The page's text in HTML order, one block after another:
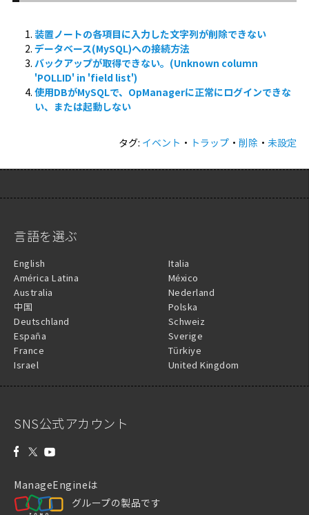
装置ノートの各項目に入力した文字列が削除できない
データベース(MySQL)への接続方法
バックアップが取得できない。(Unknown column
'POLLID' in 'field list')
使用DBがMySQLで、OpManagerに正常にログインできな
い、または起動しない
タグ: イベント ・ トラップ ・削除 ・未設定
言語を選ぶ
English
América Latina
Australia
中国
Deutschland
España
France
Israel
Italia
México
Nederland
Polska
Schweiz
Sverige
Türkiye
United Kingdom
SNS公式アカウント
ManageEngineは
グループの製品です